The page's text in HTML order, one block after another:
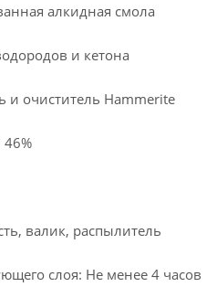
алкидная смола
и кетона
и очиститель Hammerite
46%
валик, распылитель
слоя: Не менее 4 часов